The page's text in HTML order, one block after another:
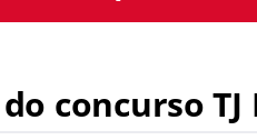
concurso TJ